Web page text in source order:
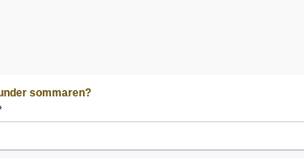
sommaren?